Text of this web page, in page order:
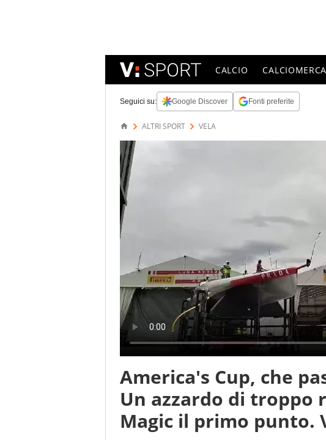
CALCIO
Seguici su: Google Discover Fonti preferite
ALTRI SPORT VELA
America's Cup, che
Un azzardo di troppo
Magic il primo punto.